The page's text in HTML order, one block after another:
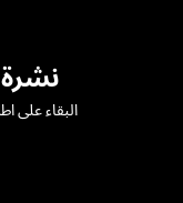
نشرة
البقاء على